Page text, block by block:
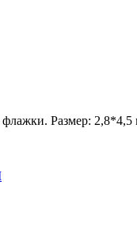
Размер: 2,8*4,5